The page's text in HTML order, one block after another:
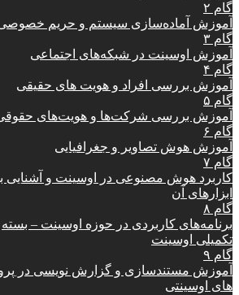
گام ۲
آموزش آماده‌سازی سیستم و حریم
گام ۳
آموزش اوسینت در شبکه‌های اجتماعی
گام ۴
آموزش بررسی افراد و هویت های حقیقی
گام ۵
آموزش بررسی شرکت‌ها و هویت‌های
گام ۶
آموزش هوش تصاویر و جغرافیایی
گام ۷
کاربرد هوش مصنوعی در اوسینت و آشنایی
ابزارهای آن
گام ۸
برنامه‌های کاربردی در حوزه اوسینت – بسته
تکمیلی اوسینت
گام ۹
آموزش مستندسازی و گزارش نویسی در
های اوسینتی